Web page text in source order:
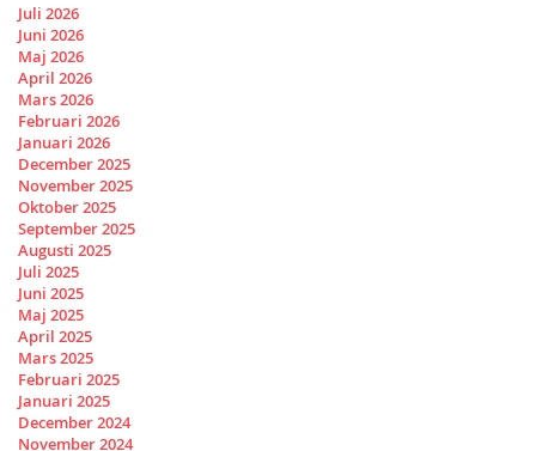
Juli 2026
Juni 2026
Maj 2026
April 2026
Mars 2026
Februari 2026
Januari 2026
December 2025
November 2025
Oktober 2025
September 2025
Augusti 2025
Juli 2025
Juni 2025
Maj 2025
April 2025
Mars 2025
Februari 2025
Januari 2025
December 2024
November 2024